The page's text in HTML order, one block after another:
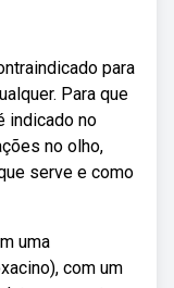
para
Para que
indicado no
no olho,
serve e como
uma
com um